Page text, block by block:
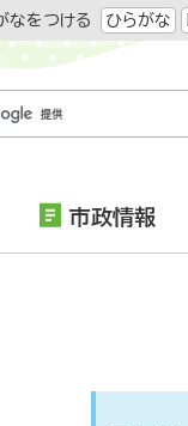
なをつける ひらがな
市政情報